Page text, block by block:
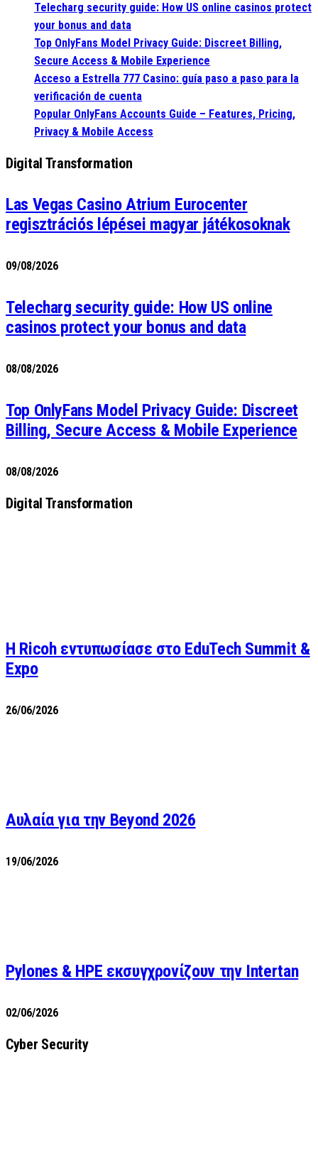
Telecharg security guide: How US online casinos protect
your bonus and data
Top OnlyFans Model Privacy Guide: Discreet Billing,
Secure Access & Mobile Experience
Acceso a Estrella 777 Casino: guía paso a paso para la
verificación de cuenta
Popular OnlyFans Accounts Guide – Features, Pricing,
Privacy & Mobile Access
Digital Transformation
Las Vegas Casino Atrium Eurocenter
regisztrációs lépései magyar játékosoknak
09/08/2026
Telecharg security guide: How US online
casinos protect your bonus and data
08/08/2026
Top OnlyFans Model Privacy Guide: Discreet
Billing, Secure Access & Mobile Experience
08/08/2026
Digital Transformation
Η Ricoh εντυπωσίασε στο EduTech Summit &
Expo
26/06/2026
Αυλαία για την Beyond 2026
19/06/2026
Pylones & HPE εκσυγχρονίζουν την Intertan
02/06/2026
Cyber Security